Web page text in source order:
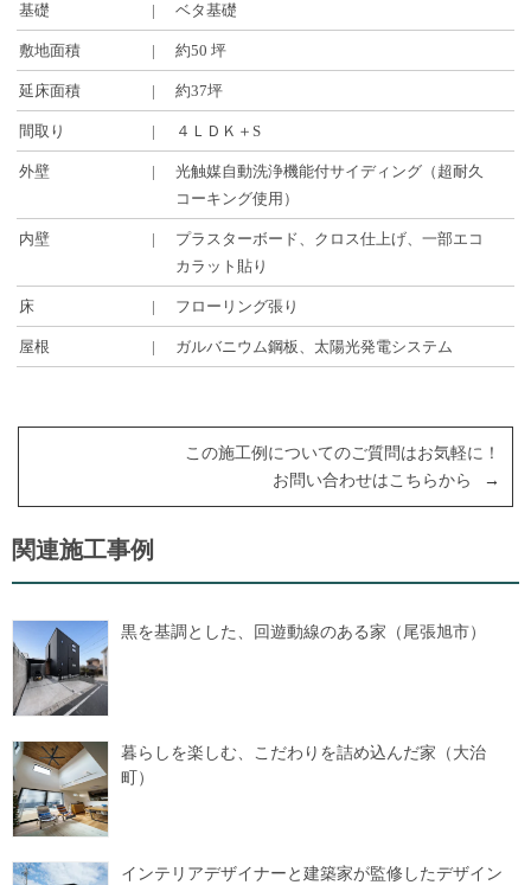
基礎 ベタ基礎
敷地面積 約50 坪
延床面積 約37坪
間取り ４ＬＤＫ＋S
外壁
光触媒自動洗浄機能付サイディング（超耐久
コーキング使用）
内壁
プラスターボード、クロス仕上げ、一部エコ
カラット貼り
床 フローリング張り
屋根 ガルバニウム鋼板、太陽光発電システム
この施工例についてのご質問はお気軽に！
お問い合わせはこちらから
関連施工事例
黒を基調とした、回遊動線のある家（尾張旭市）
暮らしを楽しむ、こだわりを詰め込んだ家（大治
町）
インテリアデザイナーと建築家が監修したデザイン